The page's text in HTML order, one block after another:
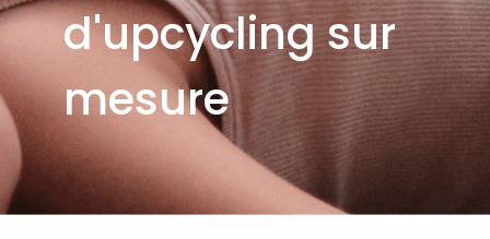
d'upcycling sur
mesure